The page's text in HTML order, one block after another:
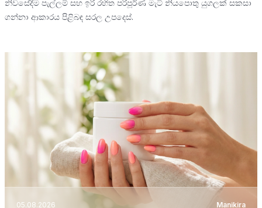
නිවසේදීම පැල්ලම් සහ ඉරි රහිත පරිපූර්ණ මැට් නියපොතු යුගලක් සකසා
ගන්නා ආකාරය පිළිබඳ සරල උපදෙස්.
05.08.2026 Manikira